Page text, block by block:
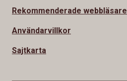
Rekommenderade webbläsare
Användarvillkor
Sajtkarta